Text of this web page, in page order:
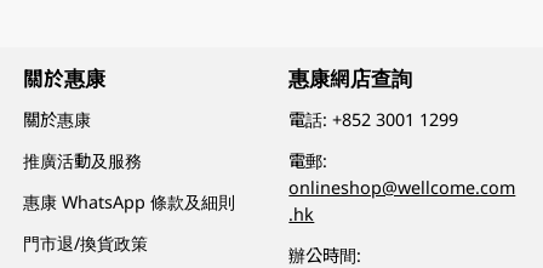
關於惠康
關於惠康
推廣活動及服務
惠康 WhatsApp 條款及細則
門市退/換貨政策
惠康網店查詢
電話:+852 3001 1299
電郵:
onlineshop@wellcome.com
.hk
辦公時間: